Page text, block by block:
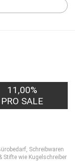
11,00%
PRO SALE
Schreibwaren
Stifte wie Kugelschreiber